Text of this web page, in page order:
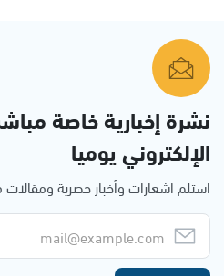
نشرة إخبارية خاصة
الإلكتروني يوميا
استلم اشعارات وأخبار حصرية